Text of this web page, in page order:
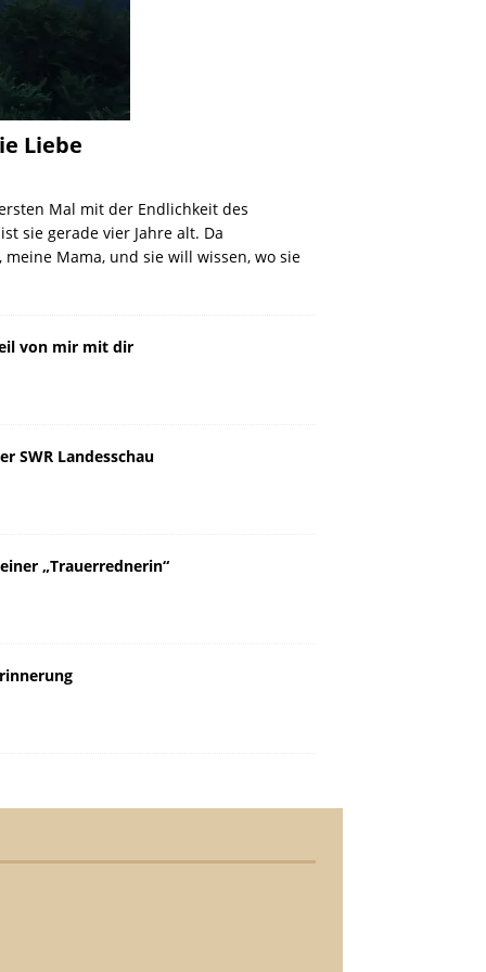
Liebe
Mal mit der Endlichkeit des
sie gerade vier Jahre alt. Da
Mama, und sie will wissen, wo sie
von mir mit dir
SWR Landesschau
„Trauerrednerin“